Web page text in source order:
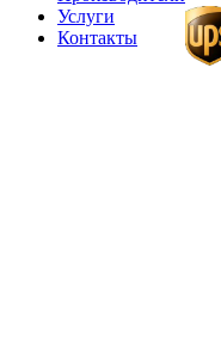
Услуги
Контакты